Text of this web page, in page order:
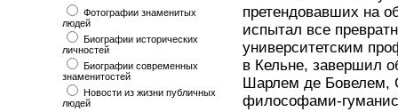
Фотографии знаменитых
людей
Биографии исторических
личностей
Биографии современных
знаменитостей
Новости из жизни публичных
людей
претендовавших на
испытал все
университетским
в Кельне, завершил
Шарлем де Бовелем,
философами-